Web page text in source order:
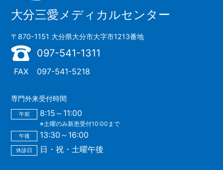
大分三愛メディカルセンター
〒870-1151 大分県大分市大字市1213番地
097-541-1311
FAX 097-541-5218
専門外来受付時間
午前 8:15～11:00
※土曜のみ新患受付10:00まで
午後 13:30～16:00
休診日 日・祝・土曜午後